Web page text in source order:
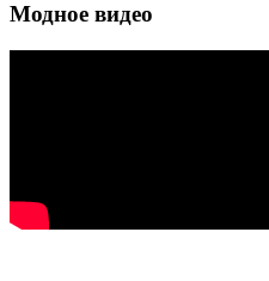
Модное видео